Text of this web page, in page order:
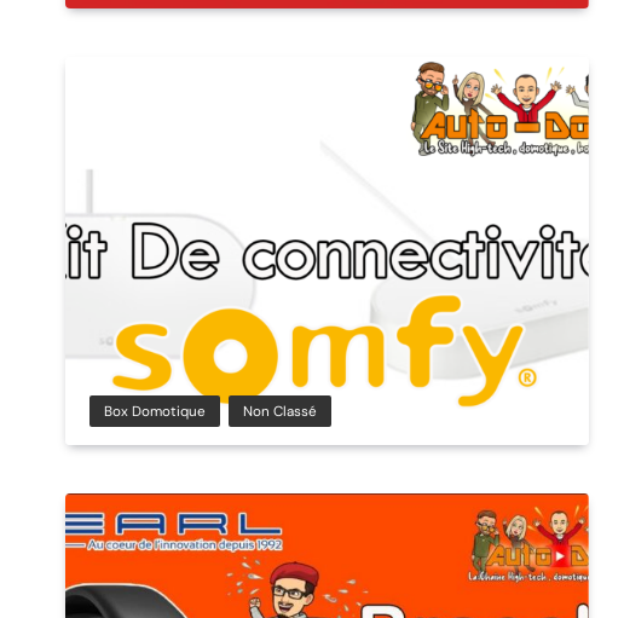
Box Domotique Non Classé